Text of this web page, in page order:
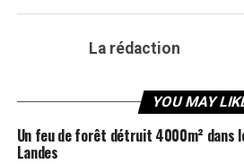
La rédaction
YOU MAY
Un feu de forêt détruit 4000m² dans
Landes